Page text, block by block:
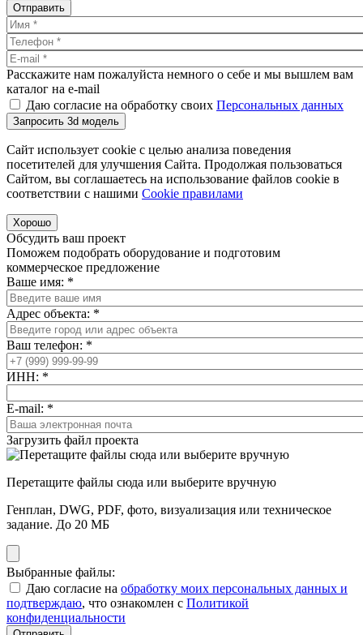
Отправить
Расскажите нам пожалуйста немного о себе и мы вышлем вам
каталог на e-mail
Даю согласие на обработку своих Персональных данных
Запросить 3d модель
Сайт использует cookie с целью анализа поведения
посетителей для улучшения Сайта. Продолжая пользоваться
Сайтом, вы соглашаетесь на использование файлов cookie в
соответствии с нашими Cookiе правилами
Хорошо
Обсудить ваш проект
Поможем подобрать оборудование и подготовим
коммерческое предложение
Ваше имя: *
Адрес объекта: *
Ваш телефон: *
ИНН: *
E-mail: *
Загрузить файл проекта
Перетащите файлы сюда или выберите вручную
Генплан, DWG, PDF, фото, визуализация или техническое
задание. До 20 МБ
Выбранные файлы:
Даю согласие на обработку моих персональных данных и
подтверждаю, что ознакомлен с Политикой
конфиденциальности